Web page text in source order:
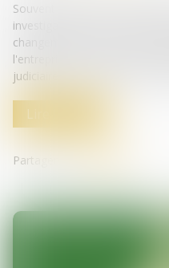
Souvent synonymes de
investigations des autorités
changent de braquet : elles
l'entreprise. Les autorités
judiciaires n'ont de cesse
Lire la suite
Partager sur